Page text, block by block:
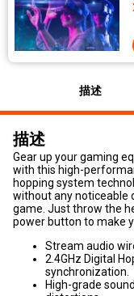
描述
描述
Gear up your gaming
with this high-
hopping system
without any noticeable
game. Just throw the
power button to make
Stream audio
2.4GHz Digital
synchronization.
High-grade